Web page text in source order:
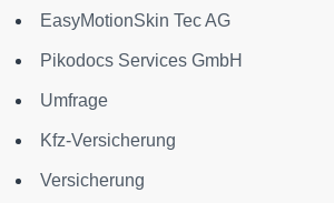
EasyMotionSkin Tec AG
Pikodocs Services GmbH
Umfrage
Kfz-Versicherung
Versicherung